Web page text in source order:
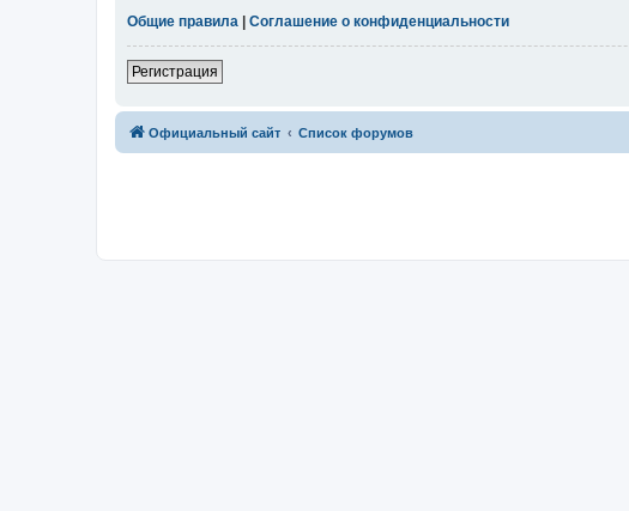
Общие правила
Соглашение о конфиденциальности
Регистрация
Официальный сайт Список форумов